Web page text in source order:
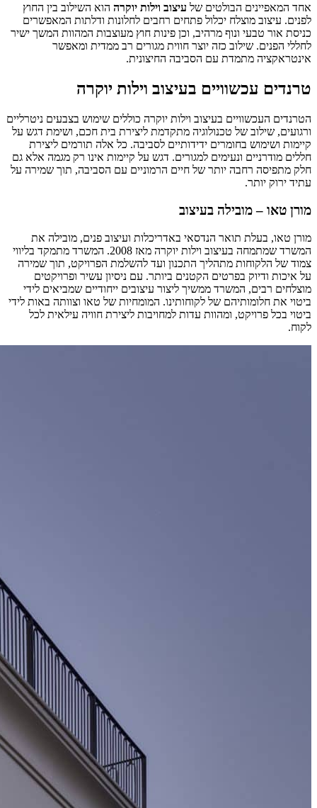
אחד המאפיינים הבולטים של עיצוב וילות יוקרה הוא השילוב בין החוץ
לפנים. עיצוב מוצלח יכלול פתחים רחבים לחלונות ודלתות המאפשרים
כניסת אור טבעי ונוף מרהיב, וכן פינות חוץ מעוצבות המהוות המשך ישיר
לחללי הפנים. שילוב כזה יוצר חווית מגורים רב ממדית ומאפשר
אינטראקציה מתמדת עם הסביבה החיצונית.
טרנדים עכשוויים בעיצוב וילות יוקרה
הטרנדים העכשוויים בעיצוב וילות יוקרה כוללים שימוש בצבעים ניטרליים
ורגועים, שילוב של טכנולוגיה מתקדמת ליצירת בית חכם, ושימת דגש על
קיימות ושימוש בחומרים ידידותיים לסביבה. כל אלה תורמים ליצירת
חללים מודרניים ונעימים למגורים. דגש על קיימות אינו רק מגמה אלא גם
חלק מתפיסה רחבה יותר של חיים הרמוניים עם הסביבה, תוך שמירה על
עתיד ירוק יותר.
מורן טאו – מובילה בעיצוב
מורן טאו, בעלת תואר הנדסאי באדריכלות ועיצוב פנים, מובילה את
המשרד שמתמחה בעיצוב וילות יוקרה מאז 2008. המשרד מתמקד בליווי
צמוד של הלקוחות מתהליך התכנון ועד להשלמת הפרויקט, תוך שמירה
על איכות ודיוק בפרטים הקטנים ביותר. עם ניסיון עשיר ופרויקטים
מוצלחים רבים, המשרד ממשיך ליצור עיצובים ייחודיים שמביאים לידי
ביטוי את חלומותיהם של לקוחותינו. המומחיות של טאו וצוותה באות לידי
ביטוי בכל פרויקט, ומהוות עדות למחויבות ליצירת חוויה עילאית לכל
לקוח.